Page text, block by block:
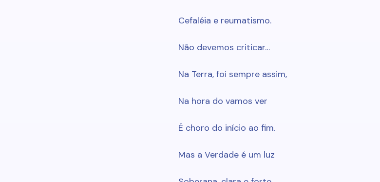
Cefaléia e reumatismo.
Não devemos criticar…
Na Terra, foi sempre assim,
Na hora do vamos ver
É choro do início ao fim.
Mas a Verdade é um luz